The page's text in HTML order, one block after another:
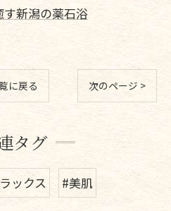
新潟の薬石浴
に戻る 次のページ >
タグ
ックス #美肌